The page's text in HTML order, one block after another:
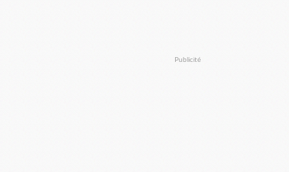
Publicité